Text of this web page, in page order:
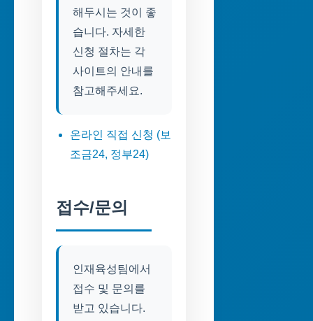
해두시는 것이 좋
습니다. 자세한
신청 절차는 각
사이트의 안내를
참고해주세요.
온라인 직접 신청 (보
조금24, 정부24)
접수/문의
인재육성팀에서
접수 및 문의를
받고 있습니다.